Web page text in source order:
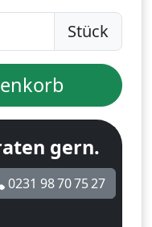
Stück
gern.
0231 98 70 75 27